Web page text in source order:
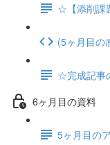
☆【添削課
(5ヶ月目の
☆完成記事
6ヶ月目の資料
5ヶ月目の